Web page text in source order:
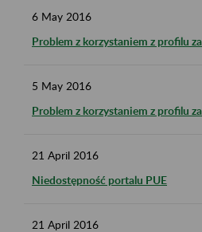
6 May 2016
Problem z korzystaniem z profilu
5 May 2016
Problem z korzystaniem z profilu
21 April 2016
Niedostępność portalu PUE
21 April 2016